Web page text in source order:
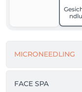
MICRONEEDLING
FACE SPA